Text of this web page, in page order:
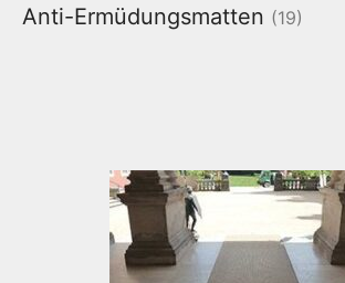
Anti-Ermüdungsmatten (19)